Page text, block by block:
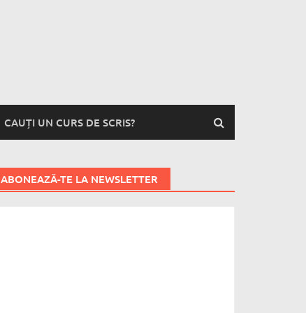
CAUȚI UN CURS DE SCRIS?
ABONEAZĂ-TE LA NEWSLETTER